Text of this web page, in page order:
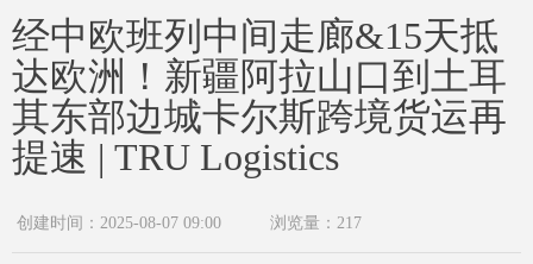
经中欧班列中间走廊&15天抵
达欧洲！新疆阿拉山口到土耳
其东部边城卡尔斯跨境货运再
提速 | TRU Logistics
创建时间： 2025-08-07 09:00 浏览量： 217